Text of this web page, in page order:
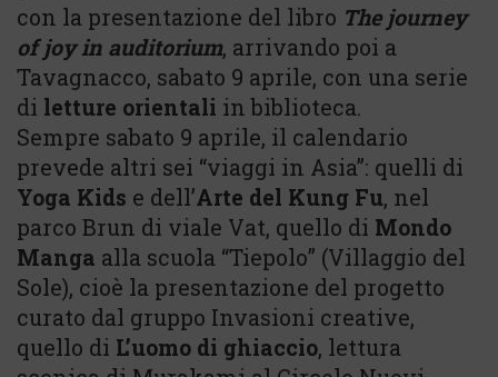
con la presentazione del libro The journey
of joy in auditorium, arrivando poi a
Tavagnacco, sabato 9 aprile, con una serie
di letture orientali in biblioteca.
Sempre sabato 9 aprile, il calendario
prevede altri sei “viaggi in Asia”: quelli di
Yoga Kids e dell’Arte del Kung Fu, nel
parco Brun di viale Vat, quello di Mondo
Manga alla scuola “Tiepolo” (Villaggio del
Sole), cioè la presentazione del progetto
curato dal gruppo Invasioni creative,
quello di L’uomo di ghiaccio, lettura